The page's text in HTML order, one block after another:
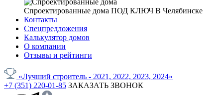
Спроектированные дома ПОД КЛЮЧ В Челябинске
Контакты
Спецпредложения
Калькулятор домов
О компании
Отзывы и рейтинги
«Лучший строитель - 2021, 2022, 2023, 2024»
+7 (351) 220-01-85 ЗАКАЗАТЬ ЗВОНОК